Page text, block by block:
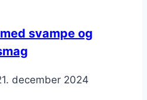
svampe og
december 2024